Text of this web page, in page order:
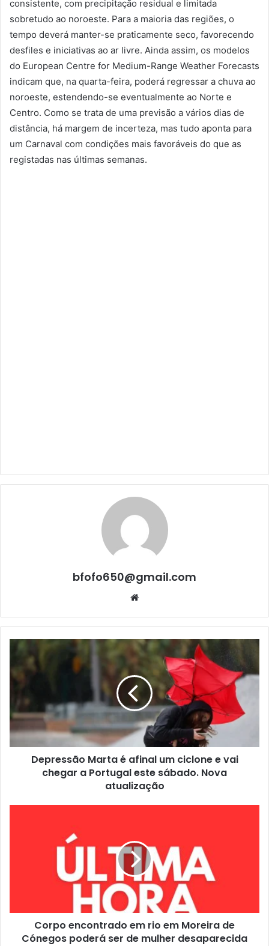
consistente, com precipitação residual e limitada
sobretudo ao noroeste. Para a maioria das regiões, o
tempo deverá manter-se praticamente seco, favorecendo
desfiles e iniciativas ao ar livre. Ainda assim, os modelos
do European Centre for Medium-Range Weather Forecasts
indicam que, na quarta-feira, poderá regressar a chuva ao
noroeste, estendendo-se eventualmente ao Norte e
Centro. Como se trata de uma previsão a vários dias de
distância, há margem de incerteza, mas tudo aponta para
um Carnaval com condições mais favoráveis do que as
registadas nas últimas semanas.
bfofo650@gmail.com
Website
Depressão Marta é afinal um ciclone e vai
chegar a Portugal este sábado. Nova
atualização
Corpo encontrado em rio em Moreira de
Cónegos poderá ser de mulher desaparecida